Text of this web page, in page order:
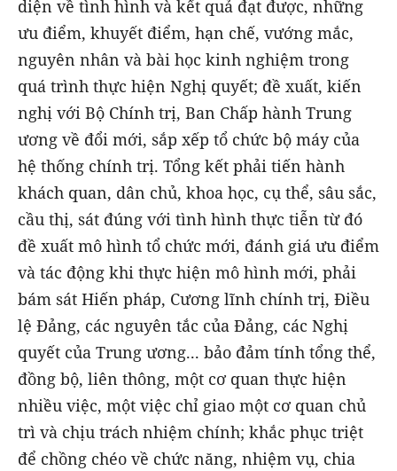
diện về tình hình và kết quả đạt được, những
ưu điểm, khuyết điểm, hạn chế, vướng mắc,
nguyên nhân và bài học kinh nghiệm trong
quá trình thực hiện Nghị quyết; đề xuất, kiến
nghị với Bộ Chính trị, Ban Chấp hành Trung
ương về đổi mới, sắp xếp tổ chức bộ máy của
hệ thống chính trị. Tổng kết phải tiến hành
khách quan, dân chủ, khoa học, cụ thể, sâu sắc,
cầu thị, sát đúng với tình hình thực tiễn từ đó
đề xuất mô hình tổ chức mới, đánh giá ưu điểm
và tác động khi thực hiện mô hình mới, phải
bám sát Hiến pháp, Cương lĩnh chính trị, Điều
lệ Đảng, các nguyên tắc của Đảng, các Nghị
quyết của Trung ương... bảo đảm tính tổng thể,
đồng bộ, liên thông, một cơ quan thực hiện
nhiều việc, một việc chỉ giao một cơ quan chủ
trì và chịu trách nhiệm chính; khắc phục triệt
để chồng chéo về chức năng, nhiệm vụ, chia